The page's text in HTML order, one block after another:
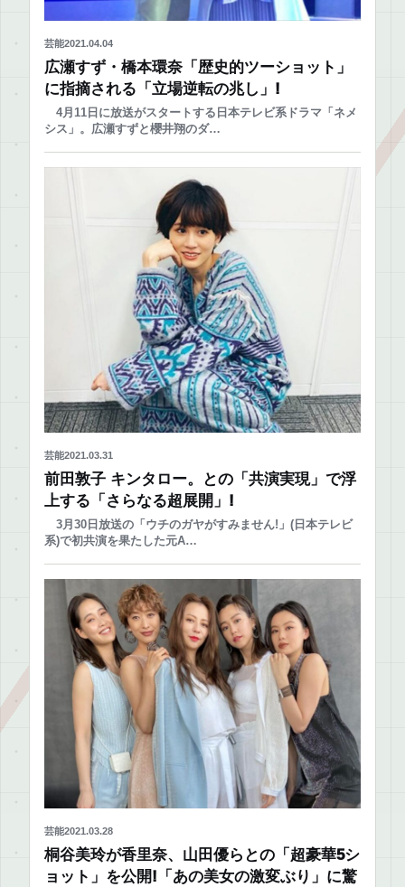
芸能2021.04.04
広瀬すず・橋本環奈「歴史的ツーショット」
に指摘される「立場逆転の兆し」!
4月11日に放送がスタートする日本テレビ系ドラマ「ネメ
シス」。広瀬すずと櫻井翔のダ…
芸能2021.03.31
前田敦子 キンタロー。との「共演実現」で浮
上する「さらなる超展開」!
3月30日放送の「ウチのガヤがすみません!」(日本テレビ
系)で初共演を果たした元A…
芸能2021.03.28
桐谷美玲が香里奈、山田優らとの「超豪華5シ
ョット」を公開!「あの美女の激変ぶり」に驚